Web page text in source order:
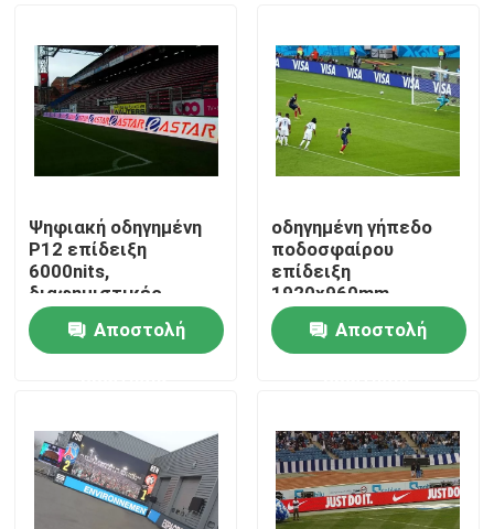
Σπίτι
Περίπου εμείς
Ψηφιακή οδηγημένη
P12 επίδειξη
6000nits,
διαφημιστικές
επιτροπές σταδίων
IP65 οδηγημένες IP54
Αποστολή
οδηγημένη γήπεδο
ποδοσφαίρου
επίδειξη
1920x960mm,
υπαίθρια οδηγημένη
επίδειξη TV της FCC
ETL
Αποστολή